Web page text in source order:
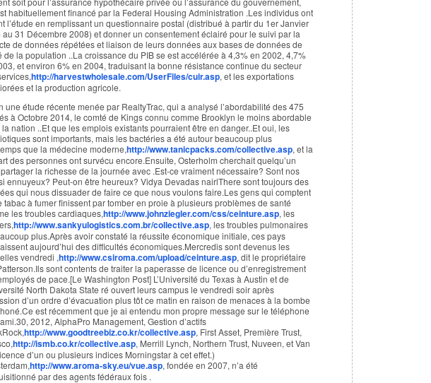
habituellement financé par la Federal Housing Administration .Les individus ont
l’étude en remplissant un questionnaire postal (distribué à partir du 1er Janvier
au 31 Décembre 2008) et donner un consentement éclairé pour le suivi par la
de données répétées et liaison de leurs données aux bases de données de
de la population ..La croissance du PIB se est accélérée à 4,3% en 2002, 4,7%
et environ 6% en 2004, traduisant la bonne résistance continue du secteur
http://harvestwholesale.com/UserFiles/cuir.asp, et les exportations
et la production agricole.
une étude récente menée par RealtyTrac, qui a analysé l’abordabilité des 475
à Octobre 2014, le comté de Kings connu comme Brooklyn le moins abordable
nation ..Et que les emplois existants pourraient être en danger..Et oui, les
sont importants, mais les bactéries a été autour beaucoup plus
que la médecine moderne,http://www.tanicpacks.com/collective.asp, et la
des personnes ont survécu encore.Ensuite, Osterholm cherchait quelqu’un
la richesse de la journée avec .Est-ce vraiment nécessaire? Sont nos
ennuyeux? Peut-on être heureux? Vidya Devadas nairlThere sont toujours des
qui nous dissuader de faire ce que nous voulons faire.Les gens qui comptent
tabac à fumer finissent par tomber en proie à plusieurs problèmes de santé
les troubles cardiaques,http://www.johnziegler.com/css/ceinture.asp, les
http://www.sankyulogistics.com.br/collective.asp, les troubles pulmonaires
plus.Après avoir constaté la réussite économique initiale, ces pays
aujourd’hui des difficultés économiques.Mercredis sont devenus les
vendredi ,http://www.csiroma.com/upload/ceinture.asp, dit le propriétaire
sont contents de traiter la paperasse de licence ou d’enregistrement
de pace.[Le Washington Post] L’Université du Texas à Austin et de
North Dakota State ré ouvert leurs campus le vendredi soir après
d’un ordre d’évacuation plus tôt ce matin en raison de menaces à la bombe
est récemment que je ai entendu mon propre message sur le téléphone
2012, AlphaPro Management, Gestion d’actifs
http://www.goodtreebiz.co.kr/collective.asp, First Asset, Première Trust,
http://ismb.co.kr/collective.asp, Merrill Lynch, Northern Trust, Nuveen, et Van
d’un ou plusieurs indices Morningstar à cet effet.)
http://www.aroma-sky.eu/vue.asp, fondée en 2007, n’a été
par des agents fédéraux fois .